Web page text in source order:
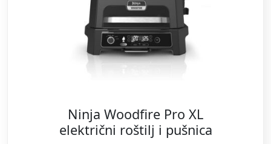
Ninja Woodfire Pro XL
električni roštilj i pušnica